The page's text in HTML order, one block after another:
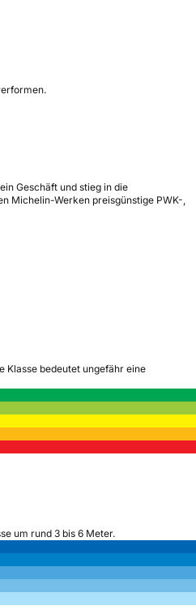
Geschäft und stieg in die
Michelin-Werken preisgünstige PWK-,
Klasse bedeutet ungefähr eine
um rund 3 bis 6 Meter.